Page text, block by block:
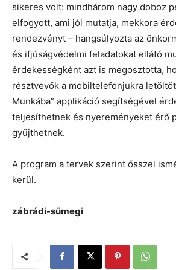
sikeres volt: mindhárom nagy doboz
elfogyott, ami jól mutatja, mekkora
rendezvényt – hangsúlyozta az
és ifjúságvédelmi feladatokat ellátó
érdekességként azt is megosztotta,
résztvevők a mobiltelefonjukra
Munkába” applikáció segítségével
teljesíthetnek és nyereményeket érő
gyűjthetnek.
A program a tervek szerint ősszel
kerül.
zábrádi-sümegi